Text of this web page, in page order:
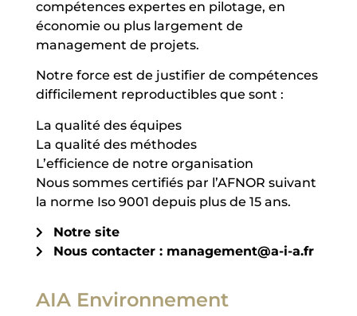
compétences expertes en pilotage, en
économie ou plus largement de
management de projets.
Notre force est de justifier de compétences
difficilement reproductibles que sont :
La qualité des équipes
La qualité des méthodes
L’efficience de notre organisation
Nous sommes certifiés par l’AFNOR suivant
la norme Iso 9001 depuis plus de 15 ans.
Notre site
Nous contacter : management@a-i-a.fr
AIA Environnement